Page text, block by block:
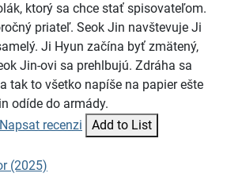
ktorý sa chce stať spisovateľom.
priateľ. Seok Jin navštevuje Ji
Ji Hyun začína byť zmätený,
Jin-ovi sa prehlbujú. Zdráha sa
tak to všetko napíše na papier ešte
odíde do armády.
Napsat recenzi Add to List
(2025)